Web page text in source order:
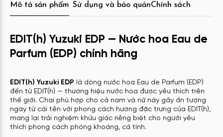
Mô tả sản phẩm Sử dụng và bảo quảnChính sách
EDIT(h) Yuzuki EDP — Nước hoa Eau de
Parfum (EDP) chính hãng
EDIT(h) Yuzuki EDP là dòng nước hoa Eau de Parfum (EDP)
đến từ EDIT(h) — thương hiệu nước hoa được yêu thích trên
thế giới. Chai phù hợp cho cả nam và nữ này gây ấn tượng
ngay từ cái tên với phong cách hương đặc trưng của EDIT(h),
mang lại trải nghiệm khứu giác riêng biệt cho người yêu
thích phong cách phóng khoáng, cá tính.